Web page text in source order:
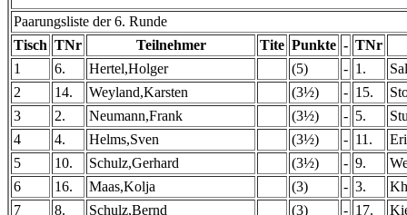
Paarungsliste der 6. Runde
Tisch TNr Teilnehmer Tite Punkte - TNr
1
6. Hertel,Holger (5) - 1.
2
14. Weyland,Karsten (3½) - 15.
3
2. Neumann,Frank (3½) - 5.
4
4. Helms,Sven (3½) - 11.
5
10. Schulz,Gerhard (3½) - 9.
6
16. Maas,Kolja (3) - 3.
7
8. Schulz,Bernd (3) - 17.